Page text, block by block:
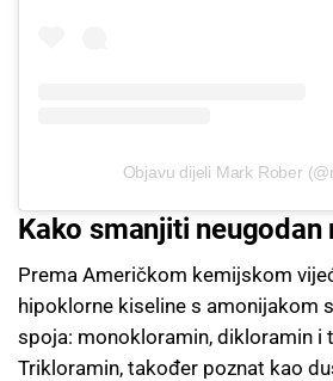
Objavu dijeli Mark Rober
Kako smanjiti neugodan
Prema Američkom kemijskom
hipoklorne kiseline s amonijakom
spoja: monokloramin, dikloramin i
Trikloramin, također poznat kao